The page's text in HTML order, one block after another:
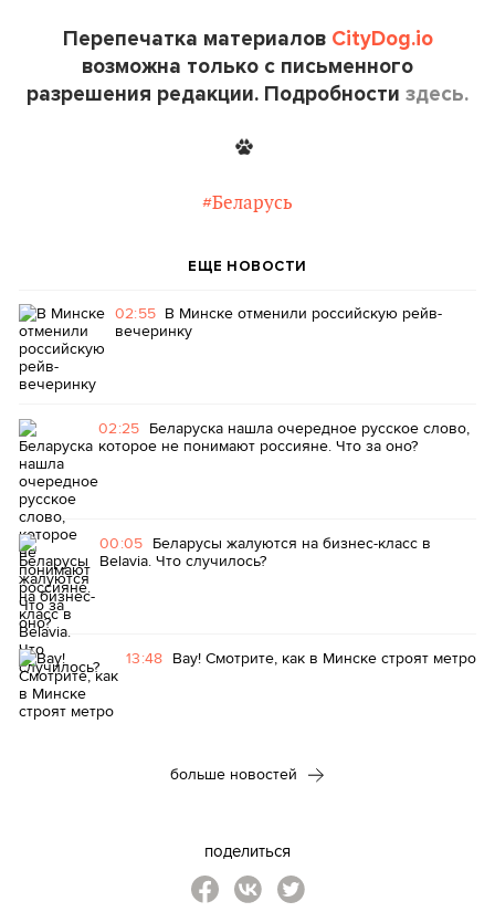
Перепечатка материалов CityDog.io
возможна только с письменного
разрешения редакции. Подробности здесь.
#Беларусь
ЕЩЕ НОВОСТИ
02:55 В Минске отменили российскую рейв-
вечеринку
02:25 Беларуска нашла очередное русское слово,
которое не понимают россияне. Что за оно?
00:05 Беларусы жалуются на бизнес-класс в
Belavia. Что случилось?
13:48 Вау! Смотрите, как в Минске строят метро
больше новостей
поделиться